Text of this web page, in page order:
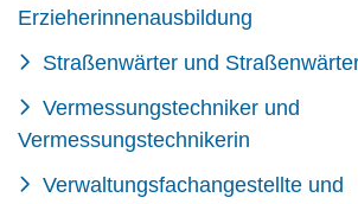
Erzieherinnenausbildung
Straßenwärter und
Vermessungstechniker und
Vermessungstechnikerin
Verwaltungsfachangestellte und